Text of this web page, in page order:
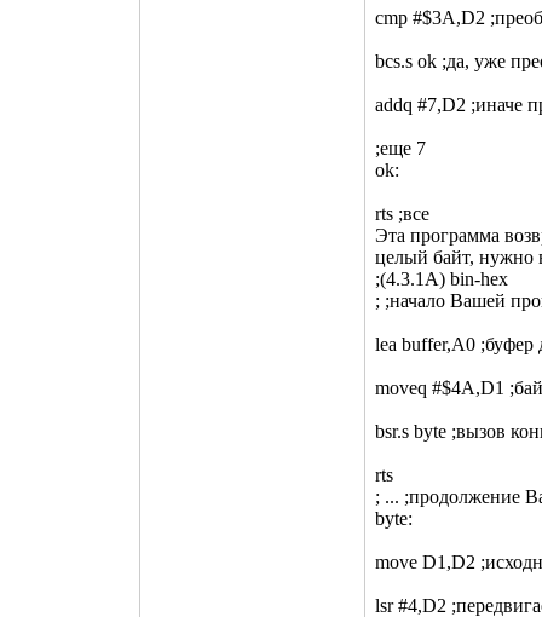
cmp #$3A,D2
bcs.s ok ;да, уже
addq #7,D2 ;иначе
;еще 7
ok:
rts ;все
Эта программа
целый байт, нужно
;(4.3.1A) bin-hex
; ;начало Вашей
lea buffer,A0 ;буфер
moveq #$4A,D1
bsr.s byte ;вызов
rts
; ... ;продолжение
byte:
move D1,D2
lsr #4,D2